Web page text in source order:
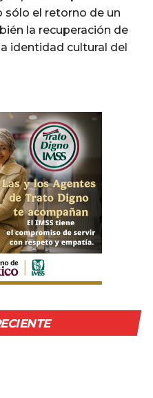
sólo el retorno de un
la recuperación de
identidad cultural del